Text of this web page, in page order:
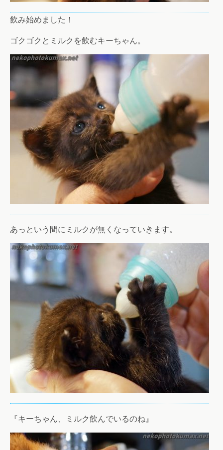
飲み始めました！
ゴクゴクとミルクを飲むキーちゃん。
あっという間にミルクが無くなっていきます。
『キーちゃん、ミルク飲んでいるのね』